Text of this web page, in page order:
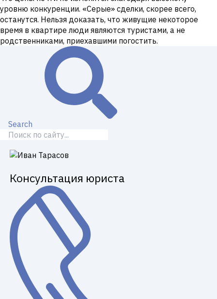
уровню конкуренции. «Серые» сделки, скорее всего,
останутся. Нельзя доказать, что живущие некоторое
время в квартире люди являются туристами, а не
родственниками, приехавшими погостить.
Search
Консультация юриста